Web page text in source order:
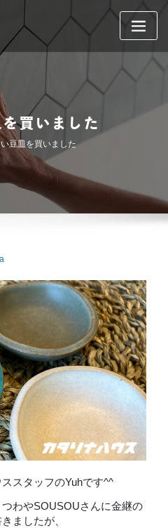
買いました
豆皿を買いました
スタッフのYuhです^^
わやSOUSOUさんに金継の
ましたが、